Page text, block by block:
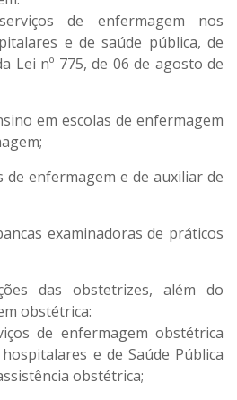
de enfermagem nos
e de saúde pública, de
Lei nº 775, de 06 de agosto de
em escolas de enfermagem
de enfermagem e de auxiliar de
examinadoras de práticos
das obstetrizes, além do
obstétrica:
de enfermagem obstétrica
e de Saúde Pública
obstétrica;